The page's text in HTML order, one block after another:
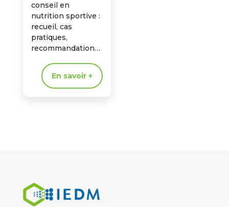
conseil en
nutrition sportive :
recueil, cas
pratiques,
recommandations
performance et
récupération.
En savoir +